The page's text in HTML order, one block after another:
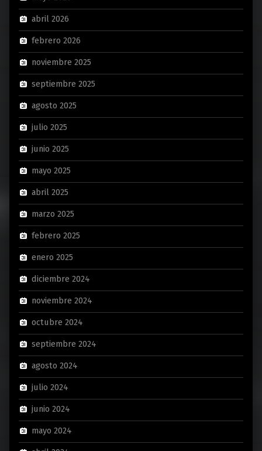
abril 2026
febrero 2026
noviembre 2025
septiembre 2025
agosto 2025
julio 2025
junio 2025
mayo 2025
abril 2025
marzo 2025
febrero 2025
enero 2025
diciembre 2024
noviembre 2024
octubre 2024
septiembre 2024
agosto 2024
julio 2024
junio 2024
mayo 2024